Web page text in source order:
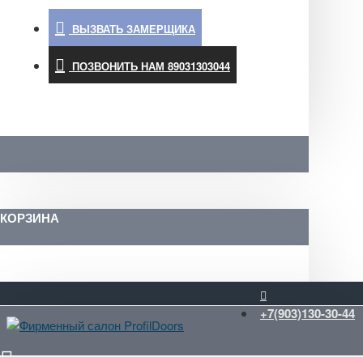
ВЫЗВАТЬ ЗАМЕРЩИКА
ПОЗВОНИТЬ НАМ 89031303044
КОРЗИНА
+7(903)130-30-44